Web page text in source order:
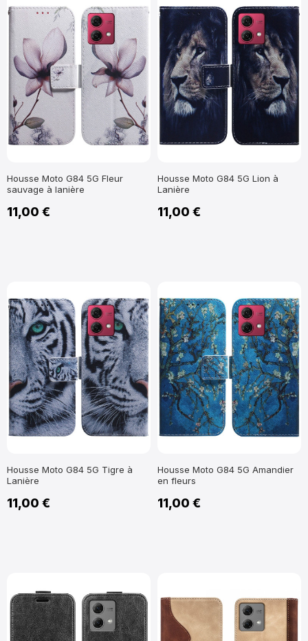
Housse Moto G84 5G Fleur
sauvage à lanière
11,00 €
Housse Moto G84 5G Lion à
Lanière
11,00 €
Housse Moto G84 5G Tigre à
Lanière
11,00 €
Housse Moto G84 5G Amandier
en fleurs
11,00 €